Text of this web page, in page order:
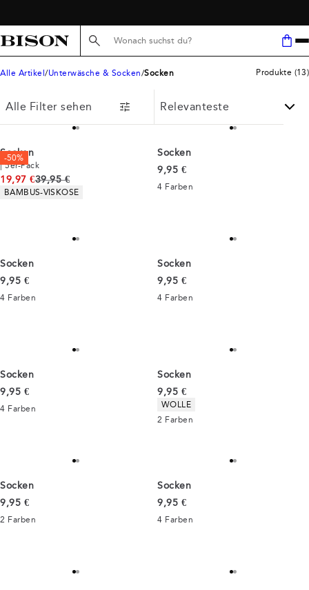
Suche hier...
Alle Artikel Unterwäsche & Socken Socken Produkte (13)
Alle Filter sehen
-50%
Socken
| 5er-Pack
19,97 €Ursprünglicher Preis
39,95 €
Produkteigenschaften
BAMBUS-VISKOSE
Socken
Preis
9,95 €
4 Farben
Socken
Preis
9,95 €
4 Farben
Socken
Preis
9,95 €
4 Farben
Socken
Preis
9,95 €
4 Farben
Socken
Preis
9,95 €
Produkteigenschaften
WOLLE
2 Farben
Socken
Preis
9,95 €
2 Farben
Socken
Preis
9,95 €
4 Farben